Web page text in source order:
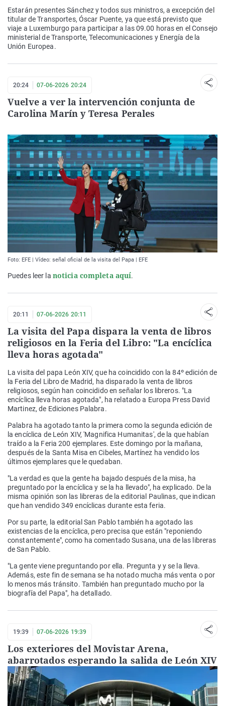
Estarán presentes Sánchez y todos sus ministros, a excepción del
titular de Transportes, Óscar Puente, ya que está previsto que
viaje a Luxemburgo para participar a las 09.00 horas en el Consejo
ministerial de Transporte, Telecomunicaciones y Energía de la
Unión Europea.
20:24 07-06-2026 20:24
Vuelve a ver la intervención conjunta de
Carolina Marín y Teresa Perales
Foto: EFE | Vídeo: señal oficial de la visita del Papa | EFE
Puedes leer la noticia completa aquí.
20:11 07-06-2026 20:11
La visita del Papa dispara la venta de libros
religiosos en la Feria del Libro: "La encíclica
lleva horas agotada"
La visita del papa León XIV, que ha coincidido con la 84º edición de
la Feria del Libro de Madrid, ha disparado la venta de libros
religiosos, según han coincidido en señalar los libreros. "La
encíclica lleva horas agotada", ha relatado a Europa Press David
Martinez, de Ediciones Palabra.
Palabra ha agotado tanto la primera como la segunda edición de
la encíclica de León XIV, 'Magnifica Humanitas', de la que habían
traído a la Feria 200 ejemplares. Este domingo por la mañana,
después de la Santa Misa en Cibeles, Martínez ha vendido los
últimos ejemplares que le quedaban.
"La verdad es que la gente ha bajado después de la misa, ha
preguntado por la encíclica y se la ha llevado", ha explicado. De la
misma opinión son las libreras de la editorial Paulinas, que indican
que han vendido 349 encíclicas durante esta feria.
Por su parte, la editorial San Pablo también ha agotado las
existencias de la encíclica, pero precisa que están "reponiendo
constantemente", como ha comentado Susana, una de las libreras
de San Pablo.
"La gente viene preguntando por ella. Pregunta y y se la lleva.
Además, este fin de semana se ha notado mucha más venta o por
lo menos más tránsito. También han preguntado mucho por la
biografía del Papa", ha detallado.
19:39 07-06-2026 19:39
Los exteriores del Movistar Arena,
abarrotados esperando la salida de León XIV